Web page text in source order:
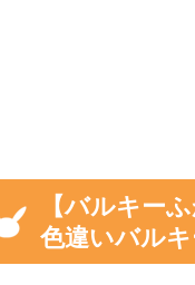
イベント参加前に図
利
【バルキー
色違いバル